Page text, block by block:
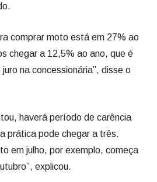
comprar moto está em 27% ao
chegar a 12,5% ao ano, que é
na concessionária”, disse o
haverá período de carência
prática pode chegar a três.
em julho, por exemplo, começa
explicou.